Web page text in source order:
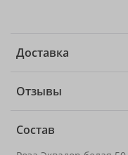
Доставка
Отзывы
Состав